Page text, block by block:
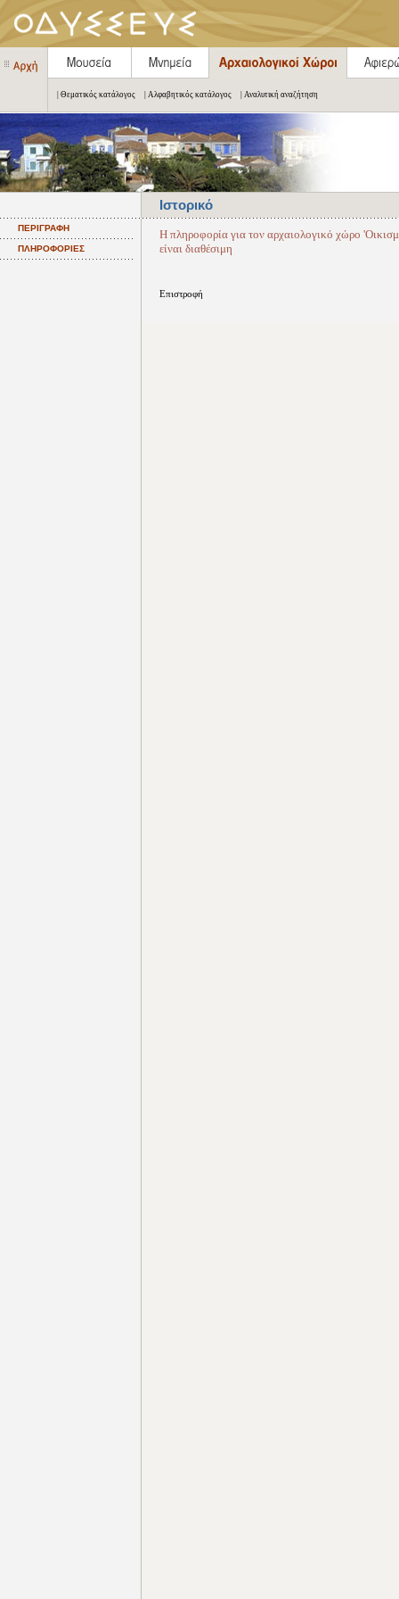
| Θεματικός κατάλογος | Αλφαβητικός κατάλογος | Αναλυτική αναζήτηση
Ιστορικό
ΠΕΡΙΓΡΑΦΗ
ΠΛΗΡΟΦΟΡΙΕΣ
Η πληροφορία για τον αρχαιολογικό χώρο
είναι διαθέσιμη
Επιστροφή